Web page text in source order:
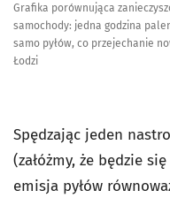
Grafika porównująca
samochody: jedna godzina
samo pyłów, co przejechanie
Łodzi
Spędzając jeden
(załóżmy, że będzie
emisja pyłów